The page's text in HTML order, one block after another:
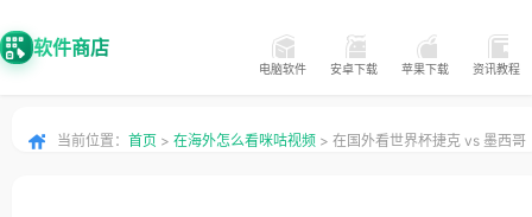
软件商店
电脑软件 安卓下载 苹果下载 资讯教程
当前位置： 首页 > 在海外怎么看咪咕视频 > 在国外看世界杯捷克 vs 墨西哥